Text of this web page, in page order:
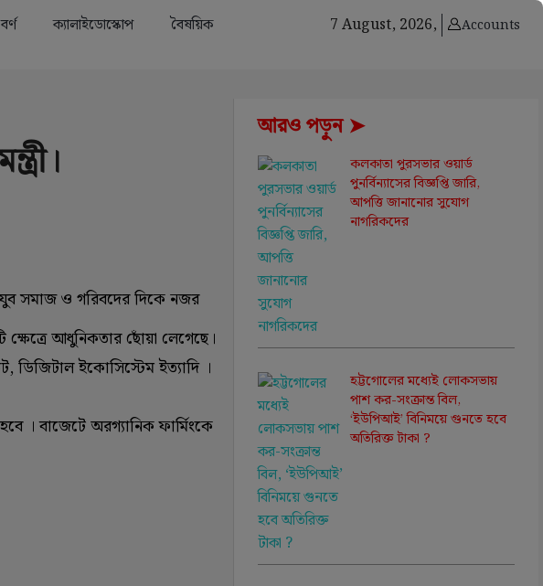
ক্যালাইডোস্কোপ বৈষয়িক 7 August, 2026, Accounts
যুব সমাজ ও গরিবদের দিকে নজর
আধুনিকতার ছোঁয়া লেগেছে।
ডিজিটাল ইকোসিস্টেম ইত্যাদি ।
। বাজেটে অরগ্যানিক ফার্মিংকে
আরও পড়ুন ➤
কলকাতা পুরসভার ওয়ার্ড
পুনর্বিন্যাসের বিজ্ঞপ্তি জারি,
আপত্তি জানানোর সুযোগ
নাগরিকদের
হট্টগোলের মধ্যেই লোকসভায়
পাশ কর-সংক্রান্ত বিল,
‘ইউপিআই’ বিনিময়ে গুনতে হবে
অতিরিক্ত টাকা ?